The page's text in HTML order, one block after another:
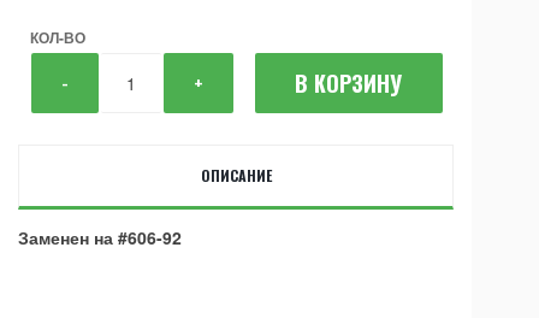
КОЛ-ВО
- + В КОРЗИНУ
ОПИСАНИЕ
Заменен на #606-92